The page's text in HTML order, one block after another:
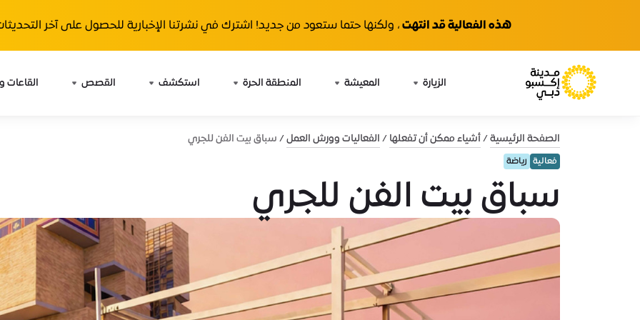
هذه الفعالية قد انتهت، ولكنها حتما ستعود من جديد! اشترك في نشرتنا الإخبارية للحصول على آخر
الزيارة المعيشة المنطقة الحرة استكشف القصص القاعات
الصفحة الرئيسية أشياء ممكن أن تفعلها الفعاليات وورش العمل سباق بيت الفن للجري
فعالية رياضة
سباق بيت الفن للجري